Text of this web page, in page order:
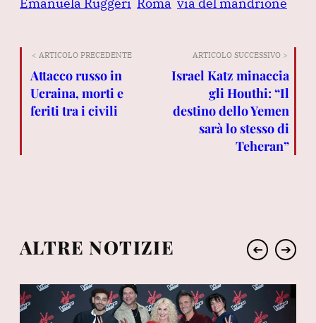
< ARTICOLO PRECEDENTE
Attacco russo in
Ucraina, morti e
feriti tra i civili
ARTICOLO SUCCESSIVO >
Israel Katz minaccia
gli Houthi: “Il
destino dello Yemen
sarà lo stesso di
Teheran”
ALTRE NOTIZIE ➔ ➔